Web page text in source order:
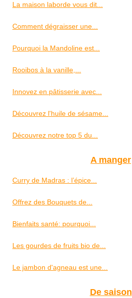
La maison laborde vous dit...
Comment dégraisser une...
Pourquoi la Mandoline est...
Rooibos à la vanille,...
Innovez en pâtisserie avec...
Découvrez l'huile de sésame...
Découvrez notre top 5 du...
A manger
Curry de Madras : l’épice...
Offrez des Bouquets de...
Bienfaits santé: pourquoi...
Les gourdes de fruits bio de...
Le jambon d'agneau est une...
De saison